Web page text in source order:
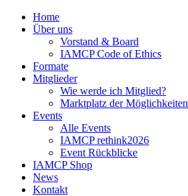
Home
Über uns
Vorstand & Board
IAMCP Code of Ethics
Formate
Mitglieder
Wie werde ich Mitglied?
Marktplatz der Möglichkeiten
Events
Alle Events
IAMCP rethink2026
Event Rückblicke
IAMCP Shop
News
Kontakt